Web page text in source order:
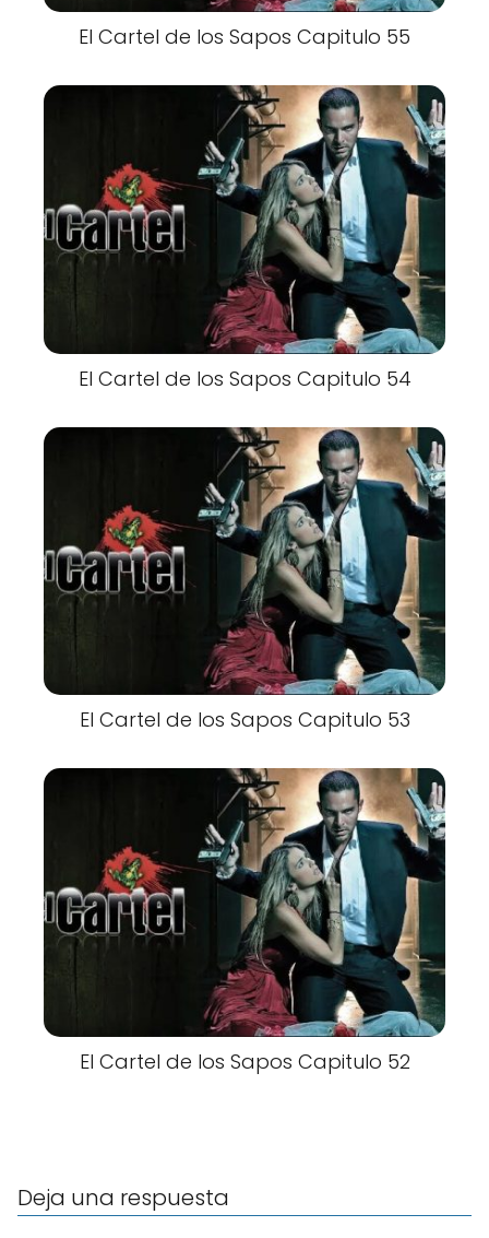
El Cartel de los Sapos Capitulo 55
El Cartel de los Sapos Capitulo 54
El Cartel de los Sapos Capitulo 53
El Cartel de los Sapos Capitulo 52
Deja una respuesta